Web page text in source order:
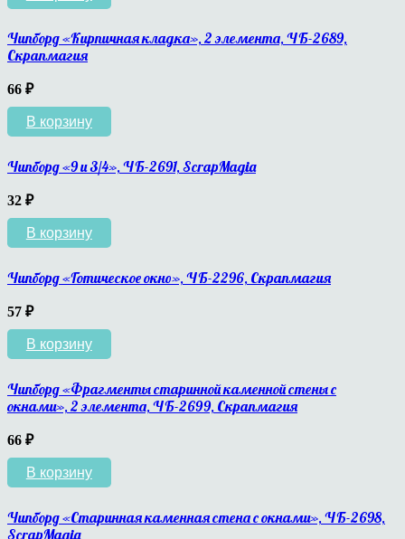
Чипборд «Кирпичная кладка», 2 элемента, ЧБ-2689,
Скрапмагия
66 ₽
В корзину
Чипборд «9 и 3/4», ЧБ-2691, ScrapMagia
32 ₽
В корзину
Чипборд «Готическое окно», ЧБ-2296, Скрапмагия
57 ₽
В корзину
Чипборд «Фрагменты старинной каменной стены с
окнами», 2 элемента, ЧБ-2699, Скрапмагия
66 ₽
В корзину
Чипборд «Старинная каменная стена с окнами», ЧБ-2698,
ScrapMagia